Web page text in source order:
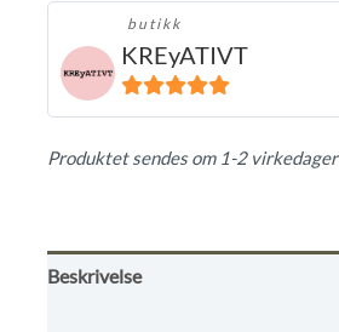
butikk
KREyATIVT
5ut av 5
Produktet sendes om 1-2 virkedager
Beskrivelse